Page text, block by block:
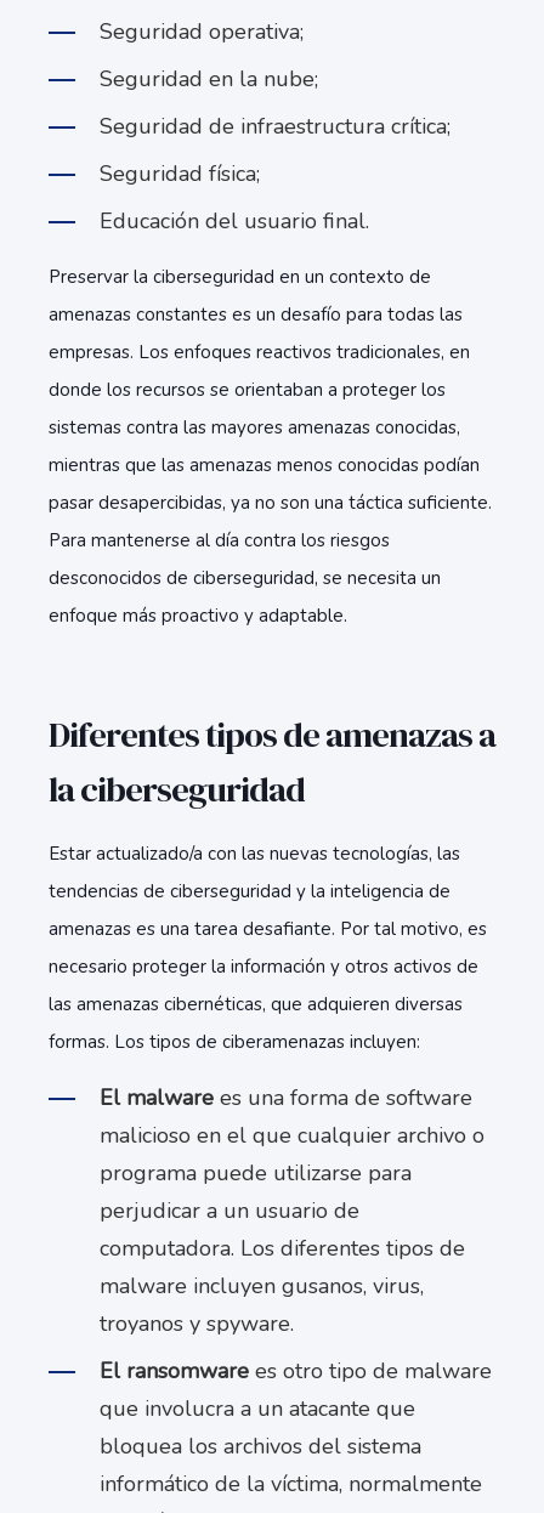
Seguridad operativa;
Seguridad en la nube;
Seguridad de infraestructura crítica;
Seguridad física;
Educación del usuario final.
Preservar la ciberseguridad en un contexto de
amenazas constantes es un desafío para todas las
empresas. Los enfoques reactivos tradicionales, en
donde los recursos se orientaban a proteger los
sistemas contra las mayores amenazas conocidas,
mientras que las amenazas menos conocidas podían
pasar desapercibidas, ya no son una táctica suficiente.
Para mantenerse al día contra los riesgos
desconocidos de ciberseguridad, se necesita un
enfoque más proactivo y adaptable.
Diferentes tipos de amenazas a
la ciberseguridad
Estar actualizado/a con las nuevas tecnologías, las
tendencias de ciberseguridad y la inteligencia de
amenazas es una tarea desafiante. Por tal motivo, es
necesario proteger la información y otros activos de
las amenazas cibernéticas, que adquieren diversas
formas. Los tipos de ciberamenazas incluyen:
El malware es una forma de software
malicioso en el que cualquier archivo o
programa puede utilizarse para
perjudicar a un usuario de
computadora. Los diferentes tipos de
malware incluyen gusanos, virus,
troyanos y spyware.
El ransomware es otro tipo de malware
que involucra a un atacante que
bloquea los archivos del sistema
informático de la víctima, normalmente